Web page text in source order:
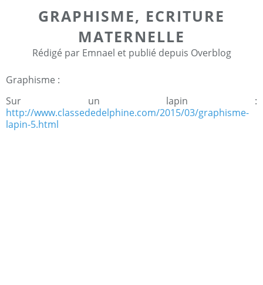
GRAPHISME, ECRITURE
MATERNELLE
Rédigé par Emnael et publié depuis Overblog
Graphisme :
Sur un lapin :
http://www.classededelphine.com/2015/03/graphisme-
lapin-5.html